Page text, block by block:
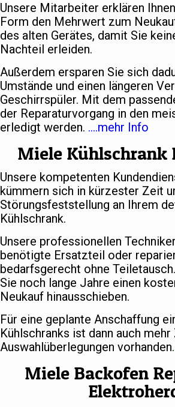
Unsere Mitarbeiter erklären
Form den Mehrwert zum
des alten Gerätes, damit Sie
Nachteil erleiden.
Außerdem ersparen Sie sich
Umstände und einen längeren
Geschirrspüler. Mit dem
der Reparaturvorgang in den
erledigt werden. ….mehr Info
Miele Kühlschrank
Unsere kompetenten
kümmern sich in kürzester Zeit
Störungsfeststellung an Ihrem
Kühlschrank.
Unsere professionellen
benötigte Ersatzteil oder
bedarfsgerecht ohne
Sie noch lange Jahre einen
Neukauf hinausschieben.
Für eine geplante Anschaffung
Kühlschranks ist dann auch
Auswahlüberlegungen vorhanden.
Miele Backofen